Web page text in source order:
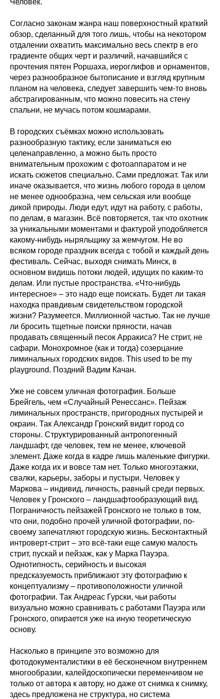
Человек.
Согласно законам жанра наш поверхностный краткий
обзор, сделанный для того лишь, чтобы на некотором
отдалении охватить максимально весь спектр в его
градиенте общих черт и различий, начавшийся с
прочтения пятен Роршаха, иероглифов и орнаментов,
через разнообразное бытописание и взгляд крупным
планом на человека, следует завершить чем-то вновь
абстрагированным, что можно повесить на стену
спальни, не мучась потом кошмарами.
В городских съёмках можно использовать
разнообразную тактику, если заниматься ею
целенаправленно, а можно быть просто
внимательным прохожим с фотоаппаратом и не
искать сюжетов специально. Сами предложат. Так или
иначе оказывается, что жизнь любого города в целом
не менее однообразна, чем сельская или вообще
дикой природы. Люди едут, идут на работу, с работы,
по делам, в магазин. Всё повторяется, так что охотник
за уникальными моментами и фактурой уподобляется
какому-нибудь ныряльщику за жемчугом. Не во
всяком городе праздник всегда с тобой и каждый день
фестиваль. Сейчас, выходя снимать Минск, в
основном видишь потоки людей, идущих по каким-то
делам. Или пустые пространства. «Что-нибудь
интересное» – это надо еще поискать. Будет ли такая
находка правдивым свидетельством городской
жизни? Разумеется. Миллионной частью. Так не лучше
ли бросить тщетные поиски пряности, начав
продавать священный песок Арракиса? Не стрит, не
сафари. Монохромное (как и тогда) созерцание
лиминальных городских видов. This used to be my
playground. Поздний Вадим Качан.
Уже не совсем уличная фотография. Больше
Брейгель, чем «Случайный Ренессанс». Пейзаж
лиминальных пространств, пригородных пустырей и
окраин. Так Александр Гронский видит город со
стороны. Структурированный антропогенный
ландшафт, где человек, тем не менее, ключевой
элемент. Даже когда в кадре лишь маленькие фигурки.
Даже когда их и вовсе там нет. Только многоэтажки,
свалки, карьеры, заборы и пустыри. Человек у
Маркова – индивид, личность, равный среди первых.
Человек у Гронского – ландшафтообразующий вид.
Пограничность пейзажей Гронского не только в том,
что они, подобно прочей уличной фотографии, по-
своему запечатляют городскую жизнь. Бесконтактный
интроверт-стрит – это всё-таки еще самую малость
стрит, пускай и пейзаж, как у Марка Пауэра.
Однотипность, серийность и высокая
предсказуемость приближают эту фотографию к
концептуализму – противоположности уличной
фотографии. Так Андреас Гурски, чьи работы
визуально можно сравнивать с работами Пауэра или
Гронского, опирается уже на иную теоретическую
основу.
Насколько в принципе это возможно для
фотодокументалистики в её бесконечном внутреннем
многообразии, калейдоскопически переменчивом не
только от автора к автору, но даже от снимка к снимку,
здесь предложена не структура, но система